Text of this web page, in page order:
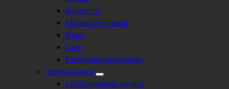
Конфетти
Мыльные пузыри
Пена
Снег
Расходные материалы
Аренда видео
Светодиодные экраны